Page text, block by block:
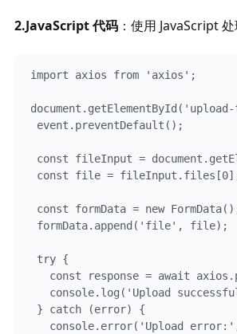
2.JavaScript 代码：使用 JavaScript
import axios from 'axios';
event.preventDefault();
const fileInput =
const file =
const formData = new
formData.append('file', file);
try {
const response = await
console.log('Upload
} catch (error) {
console.error('Upload